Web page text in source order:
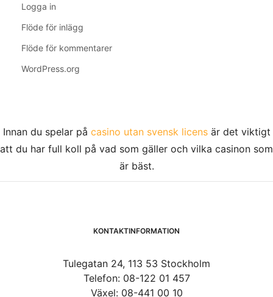
Logga in
Flöde för inlägg
Flöde för kommentarer
WordPress.org
Innan du spelar på casino utan svensk licensär det viktigt
att du har full koll på vad som gäller och vilka casinon som
är bäst.
KONTAKTINFORMATION
Tulegatan 24, 113 53 Stockholm
Telefon: 08-122 01 457
Växel: 08-441 00 10